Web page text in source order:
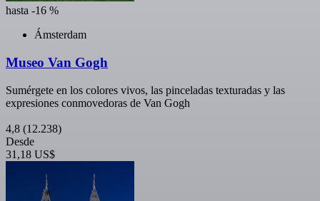
hasta -16 %
Ámsterdam
Museo Van Gogh
Sumérgete en los colores vivos, las pinceladas texturadas y las
expresiones conmovedoras de Van Gogh
4,8 (12.238)
Desde
31,18 US$